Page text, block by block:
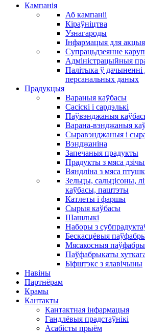
Кампанія
Аб кампаніі
Кіраўніцтва
Узнагароды
Інфармацыя для
Супрацьдзеянне
Адміністрацыйныя
Палітыка ў дачыненні
персанальных даных
Прадукцыя
Вараныя каўбасы
Сасіскі і сардэлькі
Паўвэнджаныя
Варана-вэнджаныя
Сыравэнджаныя і
Вэнджаніна
Запечаныя прадукты
Прадукты з мяса
Вяндліна з мяса
Зельцы, сальцісоны,
каўбасы, паштэты
Катлеты і фаршы
Сырыя каўбасы
Шашлыкі
Наборы з
Бескасцёвыя
Мясакосныя
Паўфабрыкаты
Біфштэкс з ялавічыны
Навіны
Партнёрам
Крамы
Кантакты
Кантактная інфармацыя
Гандлёвыя прадстаўнікі
Асабісты прыём